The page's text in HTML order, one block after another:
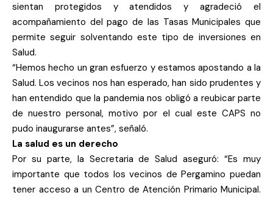
sientan protegidos y atendidos y agradeció el
acompañamiento del pago de las Tasas Municipales que
permite seguir solventando este tipo de inversiones en
Salud.
“Hemos hecho un gran esfuerzo y estamos apostando a la
Salud. Los vecinos nos han esperado, han sido prudentes y
han entendido que la pandemia nos obligó a reubicar parte
de nuestro personal, motivo por el cual este CAPS no
pudo inaugurarse antes”, señaló.
La salud es un derecho
Por su parte, la Secretaria de Salud aseguró: “Es muy
importante que todos los vecinos de Pergamino puedan
tener acceso a un Centro de Atención Primario Municipal.